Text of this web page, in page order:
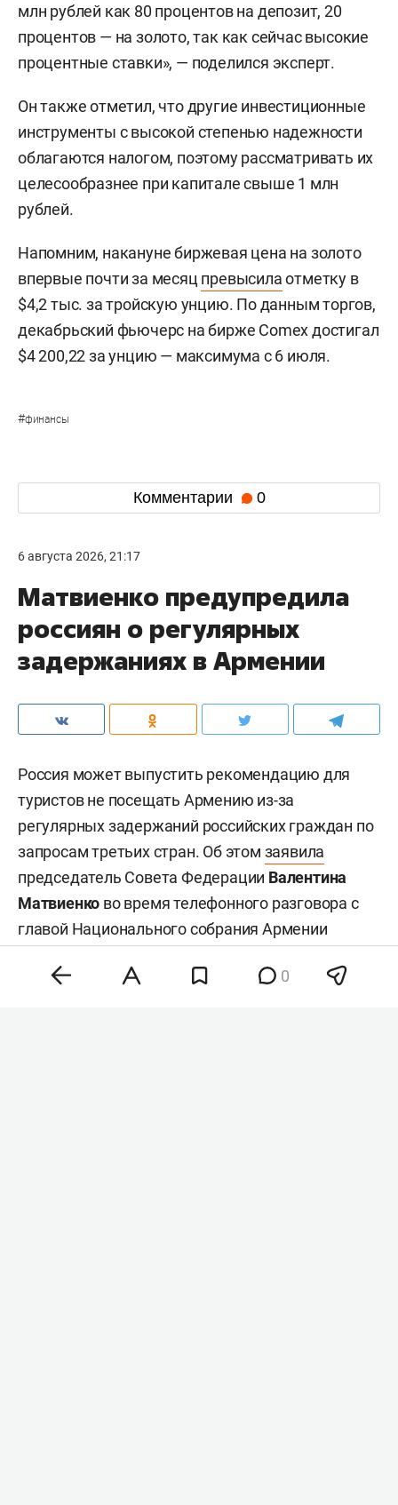
млн рублей как 80 процентов на депозит, 20
процентов — на золото, так как сейчас высокие
процентные ставки», — поделился эксперт.
Он также отметил, что другие инвестиционные
инструменты с высокой степенью надежности
облагаются налогом, поэтому рассматривать их
целесообразнее при капитале свыше 1 млн
рублей.
Напомним, накануне биржевая цена на золото
впервые почти за месяц превысилаотметку в
$4,2 тыс. за тройскую унцию. По данным торгов,
декабрьский фьючерс на бирже Comex достигал
$4 200,22 за унцию — максимума с 6 июля.
#финансы
Комментарии 0
6 августа 2026, 21:17
Матвиенко предупредила
россиян о регулярных
задержаниях в Армении
Россия может выпустить рекомендацию для
туристов не посещать Армению из-за
регулярных задержаний российских граждан по
запросам третьих стран. Об этом заявила
председатель Совета Федерации Валентина
Матвиенко во время телефонного разговора с
главой Национального собрания Армении
0